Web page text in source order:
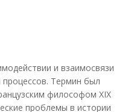
и взаимосвязи
Термин был
философом XIX
проблемы в истории